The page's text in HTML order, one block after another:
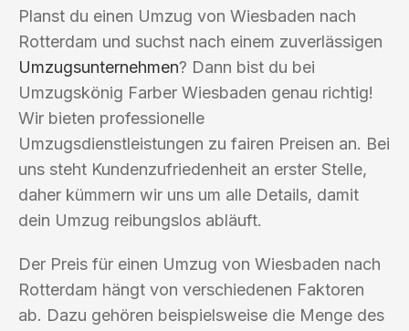
Planst du einen Umzug von Wiesbaden nach
Rotterdam und suchst nach einem zuverlässigen
Umzugsunternehmen? Dann bist du bei
Umzugskönig Farber Wiesbaden genau richtig!
Wir bieten professionelle
Umzugsdienstleistungen zu fairen Preisen an. Bei
uns steht Kundenzufriedenheit an erster Stelle,
daher kümmern wir uns um alle Details, damit
dein Umzug reibungslos abläuft.
Der Preis für einen Umzug von Wiesbaden nach
Rotterdam hängt von verschiedenen Faktoren
ab. Dazu gehören beispielsweise die Menge des